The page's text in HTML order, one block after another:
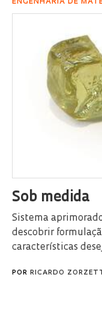
ENGENHARIA DE
Sob medida
Sistema
descobrir
características
POR RICARDO